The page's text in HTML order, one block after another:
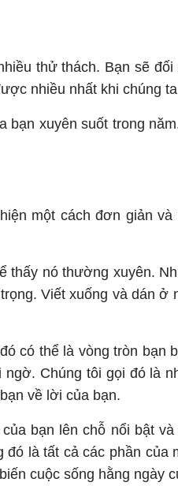
thử thách. Bạn sẽ
nhiều nhất khi chúng
bạn xuyên suốt trong
một cách đơn giản
nó thường xuyên.
Viết xuống và dán
có thể là vòng tròn bạn
Chúng tôi gọi đó là
về lời của bạn.
bạn lên chỗ nổi bật
đó là tất cả các phần
cuộc sống hằng ngày